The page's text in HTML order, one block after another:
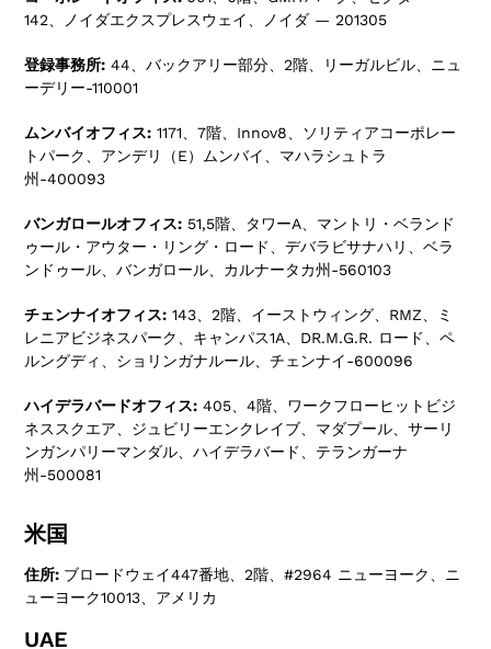
142、ノイダエクスプレスウェイ、ノイダ — 201305
登録事務所: 44、バックアリー部分、2階、リーガルビル、ニュ
ーデリー-110001
ムンバイオフィス: 1171、7階、Innov8、ソリティアコーポレー
トパーク、アンデリ（E）ムンバイ、マハラシュトラ
州-400093
バンガロールオフィス: 51,5階、タワーA、マントリ・ベランド
ゥール・アウター・リング・ロード、デバラビサナハリ、ベラ
ンドゥール、バンガロール、カルナータカ州-560103
チェンナイオフィス: 143、2階、イーストウィング、RMZ、ミ
レニアビジネスパーク、キャンパス1A、DR.M.G.R. ロード、ペ
ルングディ、ショリンガナルール、チェンナイ-600096
ハイデラバードオフィス: 405、4階、ワークフローヒットビジ
ネススクエア、ジュビリーエンクレイブ、マダプール、サーリ
ンガンパリーマンダル、ハイデラバード、テランガーナ
州-500081
米国
住所: ブロードウェイ447番地、2階、#2964 ニューヨーク、ニ
ューヨーク10013、アメリカ
UAE